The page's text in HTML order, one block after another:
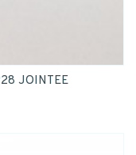
JOINTEE